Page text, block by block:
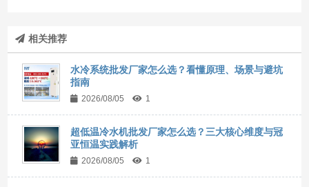
相关推荐
水冷系统批发厂家怎么选？看懂原理、场景与避坑
指南
2026/08/05 1
超低温冷水机批发厂家怎么选？三大核心维度与冠
亚恒温实践解析
2026/08/05 1